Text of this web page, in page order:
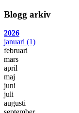
Blogg arkiv
2026
januari (1)
februari
mars
april
maj
juni
juli
augusti